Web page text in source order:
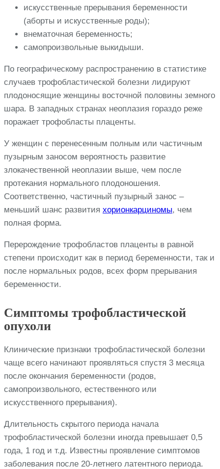
искусственные прерывания беременности
(аборты и искусственные роды);
внематочная беременность;
самопроизвольные выкидыши.
По географическому распространению в статистике
случаев трофобластической болезни лидируют
плодоносящие женщины восточной половины земного
шара. В западных странах неоплазия гораздо реже
поражает трофобласты плаценты.
У женщин с перенесенным полным или частичным
пузырным заносом вероятность развитие
злокачественной неоплазии выше, чем после
протекания нормального плодоношения.
Соответственно, частичный пузырный занос –
меньший шанс развития хорионкарциномы, чем
полная форма.
Перерождение трофобластов плаценты в равной
степени происходит как в период беременности, так и
после нормальных родов, всех форм прерывания
беременности.
Симптомы трофобластической
опухоли
Клинические признаки трофобластической болезни
чаще всего начинают проявляться спустя 3 месяца
после окончания беременности (родов,
самопроизвольного, естественного или
искусственного прерывания).
Длительность скрытого периода начала
трофобластической болезни иногда превышает 0,5
года, 1 год и т.д. Известны проявление симптомов
заболевания после 20-летнего латентного периода.